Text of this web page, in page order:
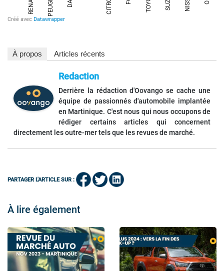
À propos Articles récents
Redaction
Derrière la rédaction d'Oovango se cache une
équipe de passionnés d'automobile implantée
en Martinique. C'est nous qui nous occupons de
rédiger certains articles qui concernent
directement les outre-mer tels que les revues de marché.
PARTAGER L'ARTICLE SUR :
À lire également